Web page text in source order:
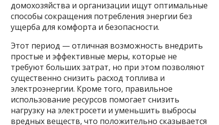
домохозяйства и организации ищут оптимальные
способы сокращения потребления энергии без
ущерба для комфорта и безопасности.
Этот период — отличная возможность внедрить
простые и эффективные меры, которые не
требуют больших затрат, но при этом позволяют
существенно снизить расход топлива и
электроэнергии. Кроме того, правильное
использование ресурсов помогает снизить
нагрузку на электросети и уменьшить выбросы
вредных веществ, что положительно сказывается